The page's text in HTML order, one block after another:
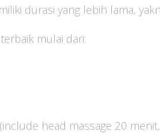
durasi yang lebih lama,
mulai dari:
head massage 20